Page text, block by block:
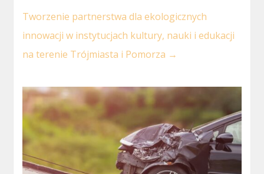
Tworzenie partnerstwa dla ekologicznych
innowacji w instytucjach kultury, nauki i edukacji
na terenie Trójmiasta i Pomorza →